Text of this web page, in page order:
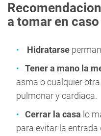
a tomar en
Hidratarse
Tener a mano la
asma o cualquier
pulmonar y cardiaca.
Cerrar la casa lo
para evitar la entrada